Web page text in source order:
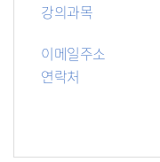
강의과목
이메일주소
연락처